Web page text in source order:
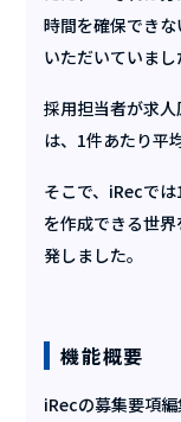
時間を確保でき
いただいていまし
採用担当者が求
は、1件あたり平
そこで、iRecで
を作成できる世
発しました。
機能概要
iRecの募集要項